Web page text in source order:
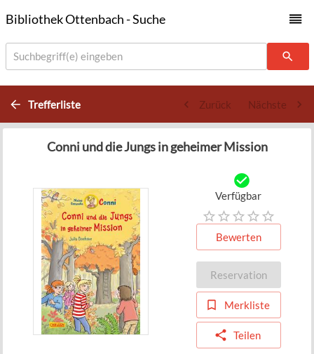
Bibliothek Ottenbach - Suche
Suchbegriff(e) eingeben
Trefferliste Zurück Nächste
Conni und die Jungs in geheimer Mission
Verfügbar
Bewerten
Reservation
Merkliste
Teilen